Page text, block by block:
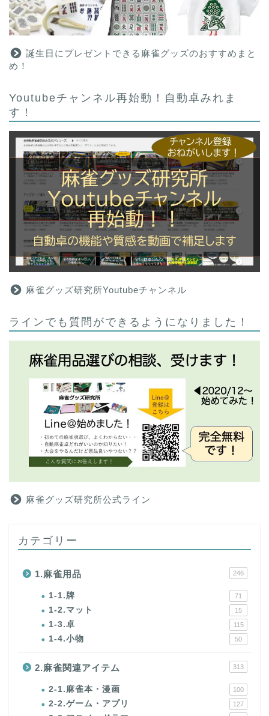
誕生日にプレゼントできる麻雀グッズのおすすめまと
め！
Youtubeチャンネル再始動！自動卓みれま
す！
麻雀グッズ研究所Youtubeチャンネル
ラインでも質問ができるようになりました！
麻雀グッズ研究所公式ライン
カテゴリー
1.麻雀用品 246
1-1.牌 71
1-2.マット 15
1-3.卓 115
1-4.小物 50
2.麻雀関連アイテム 313
2-1.麻雀本・漫画 100
2-2.ゲーム・アプリ 127